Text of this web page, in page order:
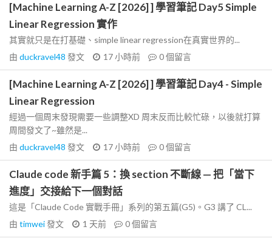
[Machine Learning A-Z [2026] ] 學習筆記 Day5 Simple
Linear Regression 實作
其實就只是在打基礎、simple linear regression在真實世界的...
由 duckravel48 發文 17 小時前 0個留言
[Machine Learning A-Z [2026] ] 學習筆記 Day4 - Simple
Linear Regression
經過一個周末發現需要一些調整XD 周末反而比較忙碌，以後就打算
周間發文了~雖然是...
由 duckravel48 發文 17 小時前 0個留言
Claude code 新手篇 5：換 section 不斷線 — 把「當下
進度」交接給下一個對話
這是「Claude Code 實戰手冊」系列的第五篇(G5)。G3 講了 CL...
由 timwei發文 1 天前 0個留言